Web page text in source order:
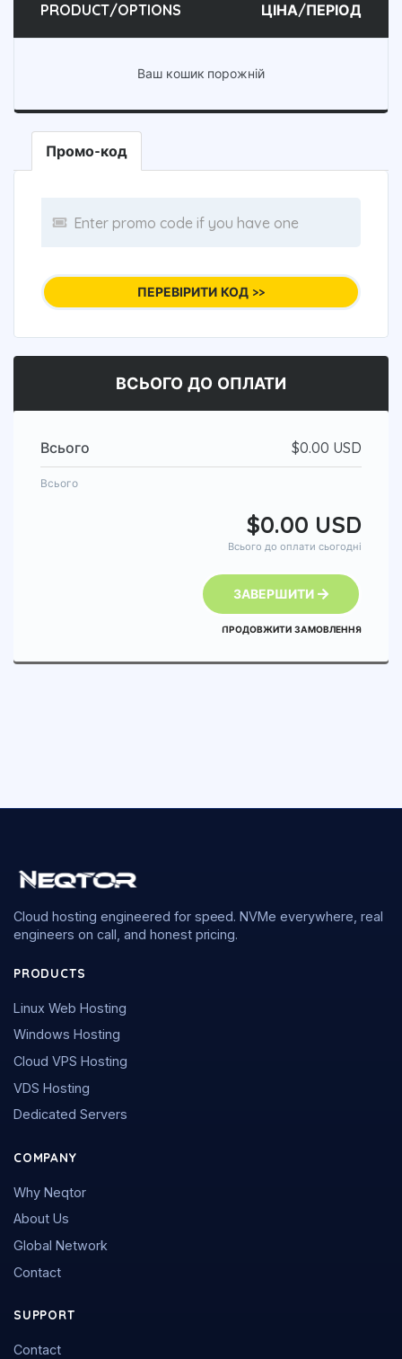
PRODUCT/OPTIONS ЦІНА/ПЕРІОД
Ваш кошик порожній
Промо-код
ПЕРЕВІРИТИ КОД >>
ВСЬОГО ДО ОПЛАТИ
Всього $0.00 USD
Всього
$0.00 USD
Всього до оплати сьогодні
ЗАВЕРШИТИ
ПРОДОВЖИТИ ЗАМОВЛЕННЯ
Cloud hosting engineered for speed. NVMe everywhere, real
engineers on call, and honest pricing.
PRODUCTS
Linux Web Hosting
Windows Hosting
Cloud VPS Hosting
VDS Hosting
Dedicated Servers
COMPANY
Why Neqtor
About Us
Global Network
Contact
SUPPORT
Contact